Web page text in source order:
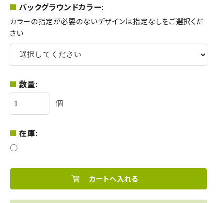
バックグラウンドカラー:
カラーの指定が必要のないデザインは指定なしをご選択くだ
さい
数量:
個
在庫:
○